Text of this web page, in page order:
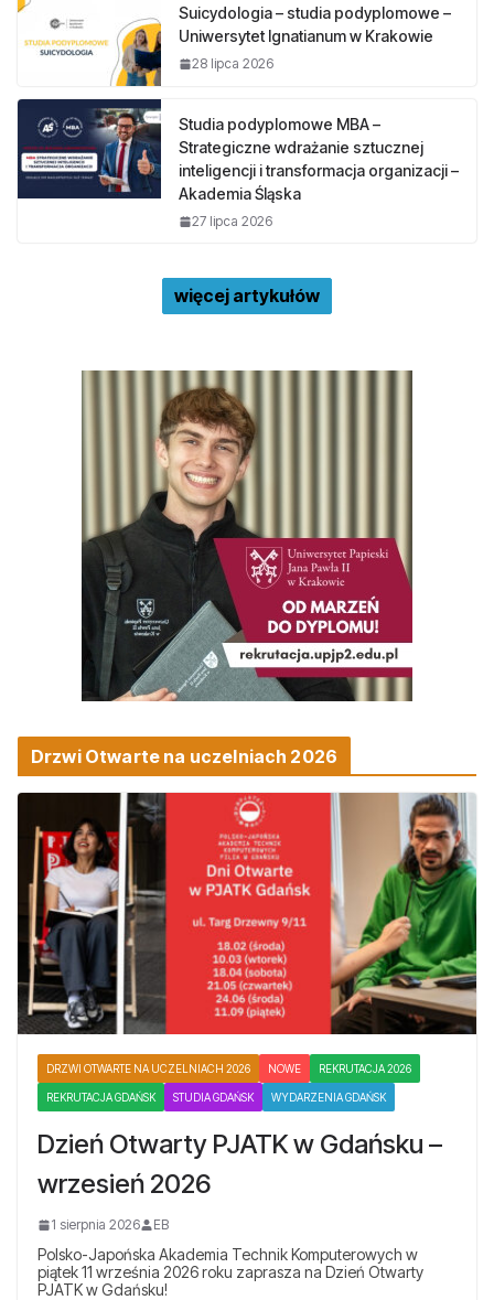
Suicydologia – studia podyplomowe –
Uniwersytet Ignatianum w Krakowie
28 lipca 2026
Studia podyplomowe MBA –
Strategiczne wdrażanie sztucznej
inteligencji i transformacja organizacji –
Akademia Śląska
27 lipca 2026
więcej artykułów
Drzwi Otwarte na uczelniach 2026
DRZWI OTWARTE NA UCZELNIACH 2026 NOWE REKRUTACJA 2026
REKRUTACJA GDAŃSK STUDIA GDAŃSK WYDARZENIA GDAŃSK
Dzień Otwarty PJATK w Gdańsku –
wrzesień 2026
1 sierpnia 2026 EB
Polsko-Japońska Akademia Technik Komputerowych w
piątek 11 września 2026 roku zaprasza na Dzień Otwarty
PJATK w Gdańsku!